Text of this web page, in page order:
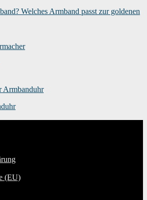
Welches Armband passt zur goldenen
(EU)